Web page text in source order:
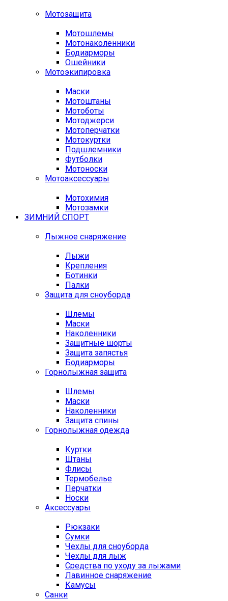
Мотозащита
Мотошлемы
Мотонаколенники
Бодиарморы
Ошейники
Мотоэкипировка
Маски
Мотоштаны
Мотоботы
Мотоджерси
Мотоперчатки
Мотокуртки
Подшлемники
Футболки
Мотоноски
Мотоаксессуары
Мотохимия
Мотозамки
ЗИМНИЙ СПОРТ
Лыжное снаряжение
Лыжи
Крепления
Ботинки
Палки
Защита для сноуборда
Шлемы
Маски
Наколенники
Защитные шорты
Защита запястья
Бодиарморы
Горнолыжная защита
Шлемы
Маски
Наколенники
Защита спины
Горнолыжная одежда
Куртки
Штаны
Флисы
Термобелье
Перчатки
Носки
Аксессуары
Рюкзаки
Сумки
Чехлы для сноуборда
Чехлы для лыж
Средства по уходу за лыжами
Лавинное снаряжение
Камусы
Санки